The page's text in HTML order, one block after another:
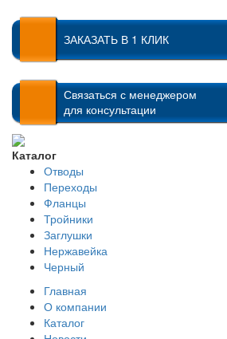
ЗАКАЗАТЬ В 1 КЛИК
Связаться с менеджером
для консультации
Каталог
Отводы
Переходы
Фланцы
Тройники
Заглушки
Нержавейка
Черный
Главная
О компании
Каталог